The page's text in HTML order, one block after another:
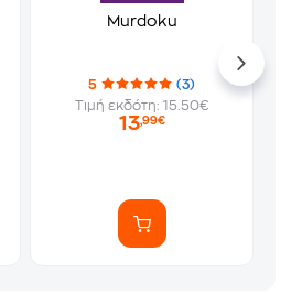
Murdoku
5
(3)
Τιμή εκδότη: 15.50€
13,99€